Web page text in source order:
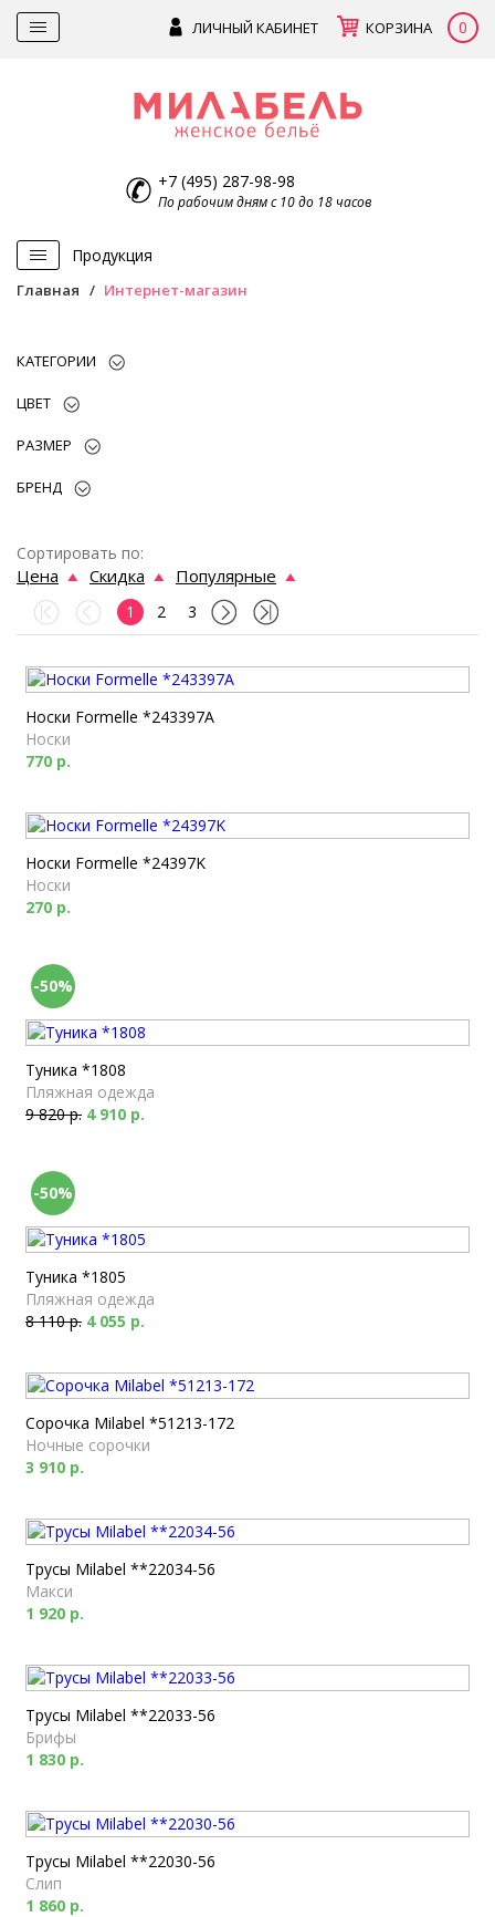
ЛИЧНЫЙ КАБИНЕТ КОРЗИНА 0
+7 (495) 287-98-98
По рабочим дням с 10 до 18 часов
Продукция
Главная Интернет-магазин
КАТЕГОРИИ
ЦВЕТ
РАЗМЕР
БРЕНД
Сортировать по:
Цена Скидка Популярные
1 2 3
Носки Formelle *243397A
Носки
770 р.
Носки Formelle *24397K
Носки
270 р.
-50%
Туника *1808
Пляжная одежда
9 820 р. 4 910 р.
-50%
Туника *1805
Пляжная одежда
8 110 р. 4 055 р.
Сорочка Milabel *51213-172
Ночные сорочки
3 910 р.
Трусы Milabel **22034-56
Макси
1 920 р.
Трусы Milabel **22033-56
Брифы
1 830 р.
Трусы Milabel **22030-56
Слип
1 860 р.